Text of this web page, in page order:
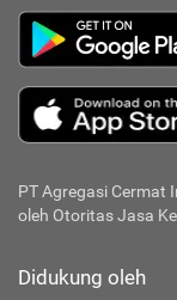
PT Agregasi Cermat
oleh Otoritas Jasa
Didukung oleh